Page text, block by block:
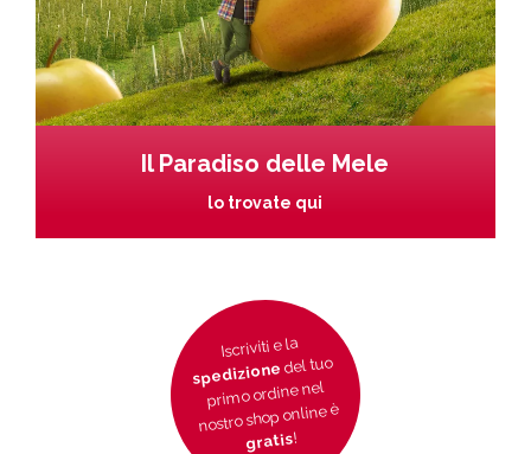
Il Paradiso delle Mele
lo trovate qui
Iscriviti e la
spedizionedel tuo
primo ordine nel
nostro shop online è
gratis!